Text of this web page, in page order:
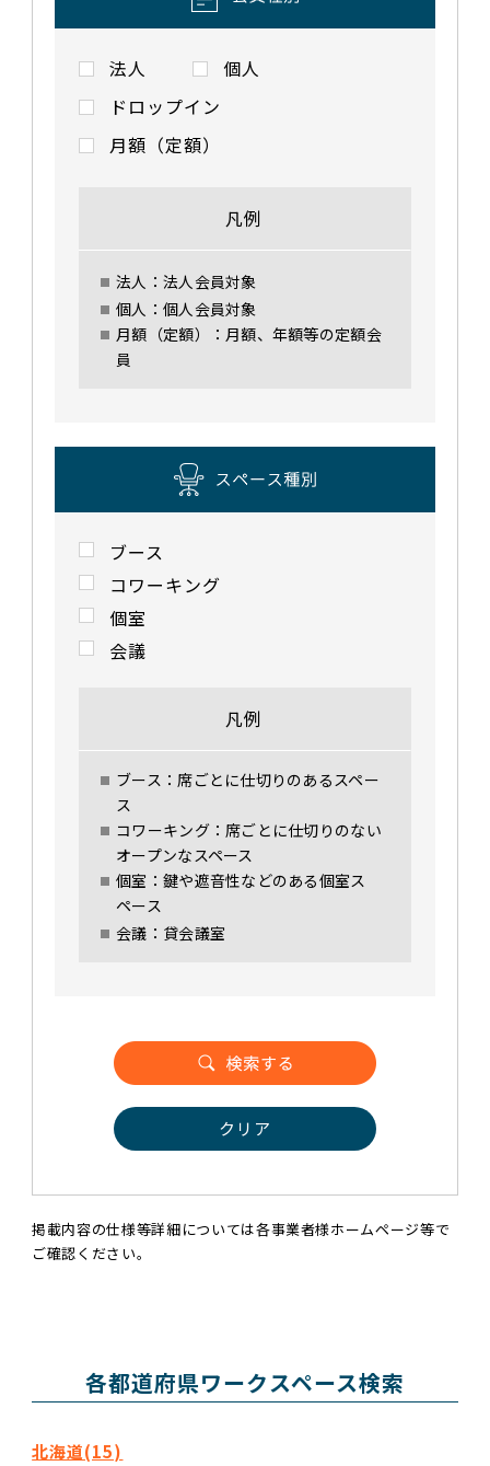
法人
個人
ドロップイン
月額（定額）
凡例
法人：法人会員対象
個人：個人会員対象
月額（定額）：月額、年額等の定額会
員
ブース
コワーキング
個室
会議
凡例
ブース：席ごとに仕切りのあるスペー
ス
コワーキング：席ごとに仕切りのない
オープンなスペース
個室：鍵や遮音性などのある個室ス
ペース
会議：貸会議室
クリア
掲載内容の仕様等詳細については各事業者様ホームページ等で
ご確認ください。
各都道府県ワークスペース検索
北海道(15)